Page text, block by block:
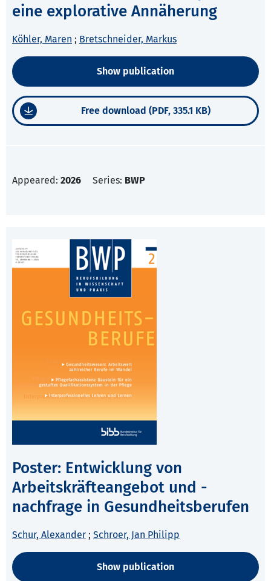
eine explorative Annäherung
Köhler, Maren ; Bretschneider, Markus
Show publication
Free download (PDF, 335.1 KB)
Appeared: 2026 Series: BWP
Poster: Entwicklung von
Arbeitskräfteangebot und -
nachfrage in Gesundheitsberufen
Schur, Alexander ; Schroer, Jan Philipp
Show publication